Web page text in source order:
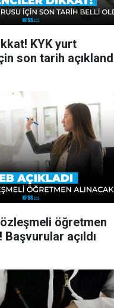
KYK yurt
son tarih
öğretmen
Başvurular açıldı